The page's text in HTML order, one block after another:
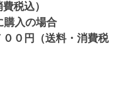
税込）
購入の場合
０円（送料・消費税